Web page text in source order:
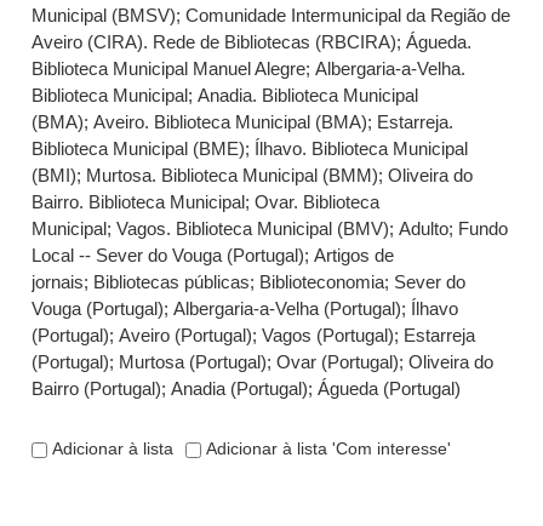
Municipal (BMSV);Comunidade Intermunicipal da Região de
Aveiro (CIRA). Rede de Bibliotecas (RBCIRA);Águeda.
Biblioteca Municipal Manuel Alegre;Albergaria-a-Velha.
Biblioteca Municipal;Anadia. Biblioteca Municipal
(BMA);Aveiro. Biblioteca Municipal (BMA); Estarreja.
Biblioteca Municipal (BME); Ílhavo. Biblioteca Municipal
(BMI); Murtosa. Biblioteca Municipal (BMM);Oliveira do
Bairro. Biblioteca Municipal;Ovar. Biblioteca
Municipal;Vagos. Biblioteca Municipal (BMV);Adulto; Fundo
Local -- Sever do Vouga (Portugal);Artigos de
jornais; Bibliotecas públicas; Biblioteconomia; Sever do
Vouga (Portugal);Albergaria-a-Velha (Portugal); Ílhavo
(Portugal);Aveiro (Portugal);Vagos (Portugal); Estarreja
(Portugal); Murtosa (Portugal);Ovar (Portugal);Oliveira do
Bairro (Portugal);Anadia (Portugal);Águeda (Portugal)
Adicionar à lista Adicionar à lista 'Com interesse'